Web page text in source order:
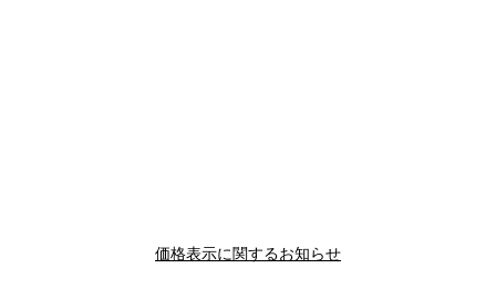
価格表示に関するお知らせ